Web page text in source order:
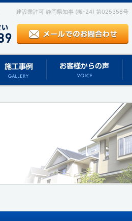
建設業許可 静岡県知事 (搬-24) 第025358号